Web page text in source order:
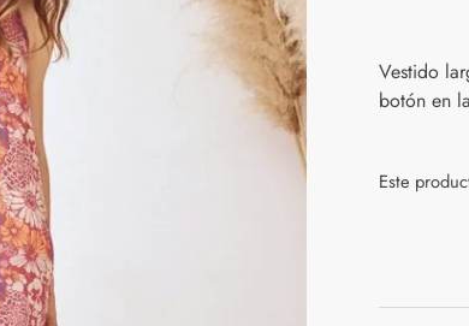
Vestido
botón en
Este